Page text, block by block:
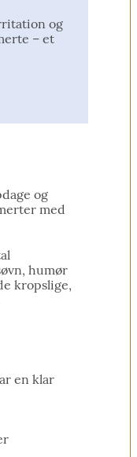
og
– et
og
med
humør
kropslige,
en klar